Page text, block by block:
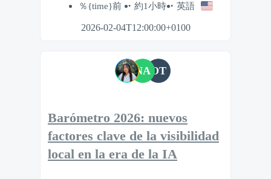
％{time}前 約1小時 英語
2026-02-04T12:00:00+0100
NA OT
Barómetro 2026: nuevos
factores clave de la visibilidad
local en la era de la IA